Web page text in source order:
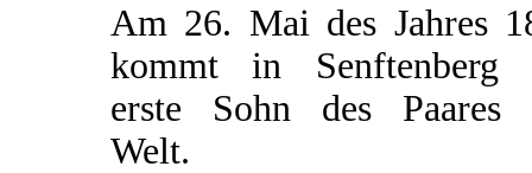
Am 26. Mai des Jahres
kommt in Senftenberg
erste Sohn des Paares
Welt.